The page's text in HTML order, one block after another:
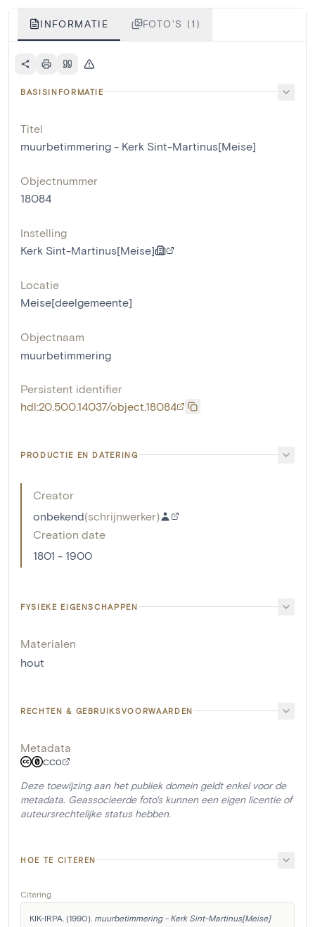
INFORMATIE FOTO'S (1)
BASISINFORMATIE
Titel
muurbetimmering - Kerk Sint-Martinus[Meise]
Objectnummer
18084
Instelling
Kerk Sint-Martinus[Meise]
Locatie
Meise[deelgemeente]
Objectnaam
muurbetimmering
Persistent identifier
hdl:20.500.14037/object.18084
PRODUCTIE EN DATERING
Creator
onbekend(schrijnwerker)
Creation date
1801 - 1900
FYSIEKE EIGENSCHAPPEN
Materialen
hout
RECHTEN & GEBRUIKSVOORWAARDEN
Metadata
CC0
Deze toewijzing aan het publiek domein geldt enkel voor de
metadata. Geassocieerde foto's kunnen een eigen licentie of
auteursrechtelijke status hebben.
HOE TE CITEREN
Citering
KIK-IRPA. (1990). muurbetimmering - Kerk Sint-Martinus[Meise]